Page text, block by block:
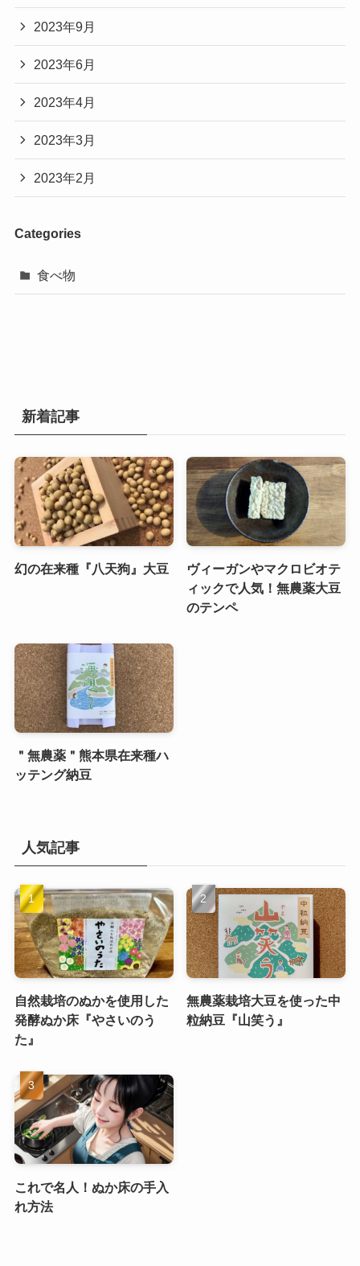
2023年9月
2023年6月
2023年4月
2023年3月
2023年2月
Categories
食べ物
新着記事
幻の在来種『八天狗』大豆
ヴィーガンやマクロビオテ
ィックで人気！無農薬大豆
のテンペ
＂無農薬＂熊本県在来種ハ
ッテング納豆
人気記事
自然栽培のぬかを使用した
発酵ぬか床『やさいのう
た』
無農薬栽培大豆を使った中
粒納豆『山笑う』
これで名人！ぬか床の手入
れ方法